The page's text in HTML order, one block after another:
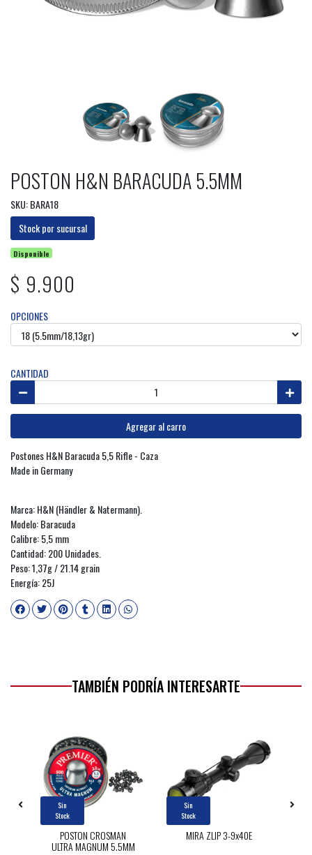
POSTON H&N BARACUDA 5.5MM
SKU: BARA18
Stock por sucursal
Disponible
$ 9.900
OPCIONES
CANTIDAD
Agregar al carro
Postones H&N Baracuda 5,5 Rifle - Caza
Made in Germany
Marca: H&N (Händler & Natermann).
Modelo: Baracuda
Calibre: 5,5 mm
Cantidad: 200 Unidades.
Peso: 1,37g / 21.14 grain
Energía: 25J
TAMBIÉN PODRÍA INTERESARTE
Sin
Stock
POSTON CROSMAN
ULTRA MAGNUM 5.5MM
Sin
Stock
MIRA ZLIP 3-9x40E